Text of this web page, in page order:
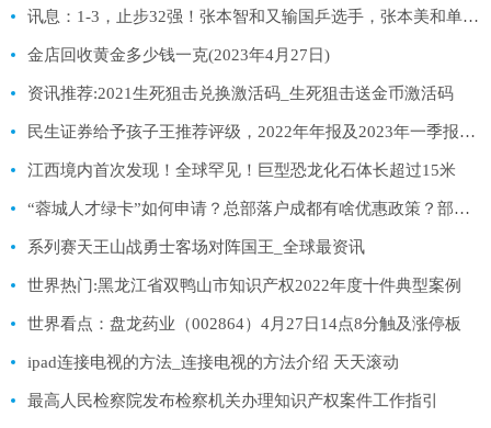
讯息：1-3，止步32强！张本智和又输国乒选手，张本美和单局11-2，3-0进16强
金店回收黄金多少钱一克(2023年4月27日)
资讯推荐:2021生死狙击兑换激活码_生死狙击送金币激活码
民生证券给予孩子王推荐评级，2022年年报及2023年一季报点评：23Q1利润端修复明显，看好全年业绩增长|焦点速递
江西境内首次发现！全球罕见！巨型恐龙化石体长超过15米
“蓉城人才绿卡”如何申请？总部落户成都有啥优惠政策？部门回应
系列赛天王山战勇士客场对阵国王_全球最资讯
世界热门:黑龙江省双鸭山市知识产权2022年度十件典型案例
世界看点：盘龙药业（002864）4月27日14点8分触及涨停板
ipad连接电视的方法_连接电视的方法介绍 天天滚动
最高人民检察院发布检察机关办理知识产权案件工作指引